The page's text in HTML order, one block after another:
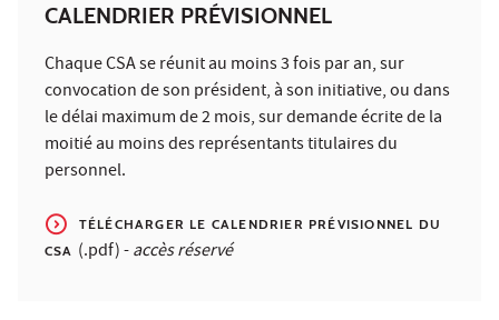
CALENDRIER PRÉVISIONNEL
Chaque CSA se réunit au moins 3 fois par an, sur
convocation de son président, à son initiative, ou dans
le délai maximum de 2 mois, sur demande écrite de la
moitié au moins des représentants titulaires du
personnel.
TÉLÉCHARGER LE CALENDRIER PRÉVISIONNEL DU
CSA (.pdf) -accès réservé